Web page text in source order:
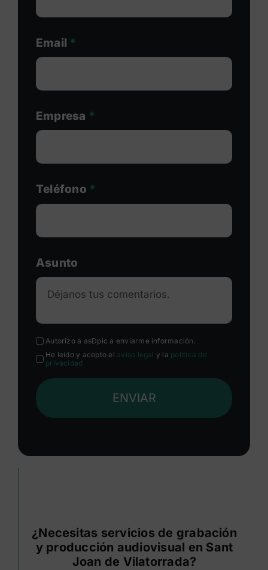
Email *
Empresa *
Teléfono *
Asunto
Autorizo a asDpic a enviarme información.
He leído y acepto el aviso legal y la política de
privacidad
ENVIAR
¿Necesitas servicios de grabación
y producción audiovisual en Sant
Joan de Vilatorrada?